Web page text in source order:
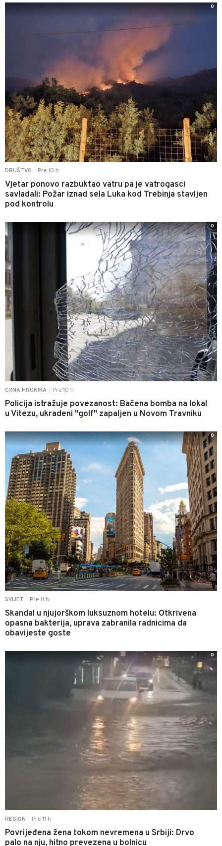
DRUŠTVO Pre 10 h
Vjetar ponovo razbuktao vatru pa je vatrogasci
savladali: Požar iznad sela Luka kod Trebinja stavljen
pod kontrolu
0
CRNA HRONIKA Pre 10 h
Policija istražuje povezanost: Bačena bomba na lokal
u Vitezu, ukradeni "golf" zapaljen u Novom Travniku
0
SVIJET Pre 11 h
Skandal u njujorškom luksuznom hotelu: Otkrivena
opasna bakterija, uprava zabranila radnicima da
obavijeste goste
0
REGION Pre 11 h
Povrijeđena žena tokom nevremena u Srbiji: Drvo
palo na nju, hitno prevezena u bolnicu
0